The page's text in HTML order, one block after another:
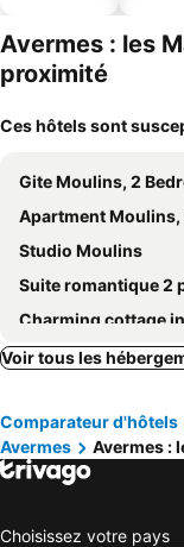
Avermes : les
proximité
Ces hôtels sont
Gite Moulins, 2 Bedrooms,
Apartment Moulins, Studio
Studio Moulins
Suite romantique 2 pièces - spa
Charming cottage in Souvigny, 2 bed,
Charmante Maison À Souvigny
Chambres d'Hôte
Peaceful Montbeugny Cottage 4
Jolie Studio Meuble Avec Lits Doubles Personnes Sur
Chez Bari
Voir tous les
Comparateur d'hôtels
Avermes
Avermes :
Choisissez votre pays